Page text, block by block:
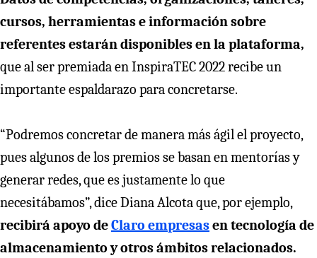
cursos, herramientas e información sobre
referentes estarán disponibles en la plataforma,
que al ser premiada en InspiraTEC 2022 recibe un
importante espaldarazo para concretarse.
“Podremos concretar de manera más ágil el proyecto,
pues algunos de los premios se basan en mentorías y
generar redes, que es justamente lo que
necesitábamos”, dice Diana Alcota que, por ejemplo,
recibirá apoyo deClaro empresasen tecnología de
almacenamiento y otros ámbitos relacionados.